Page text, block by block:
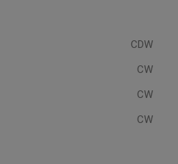
A 19
0
4 CW
4 CW